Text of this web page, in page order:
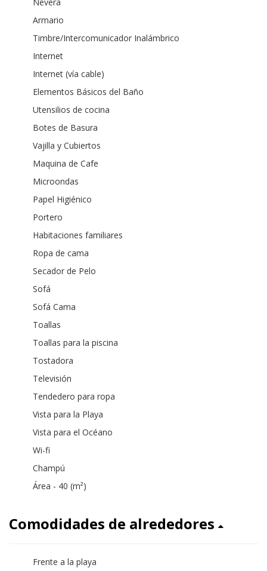
Armario
Timbre/Intercomunicador Inalámbrico
Internet
Internet (vía cable)
Elementos Básicos del Baño
Utensilios de cocina
Botes de Basura
Vajilla y Cubiertos
Maquina de Cafe
Microondas
Papel Higiénico
Portero
Habitaciones familiares
Ropa de cama
Secador de Pelo
Sofá
Sofá Cama
Toallas
Toallas para la piscina
Tostadora
Televisión
Tendedero para ropa
Vista para la Playa
Vista para el Océano
Wi-fi
Champú
Área - 40 (m²)
Comodidades de alrededores
Frente a la playa